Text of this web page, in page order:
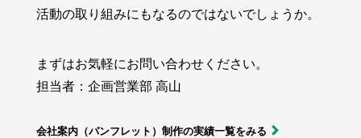
活動の取り組みにもなるのではないでしょうか。
まずはお気軽にお問い合わせください。
担当者：企画営業部 高山
会社案内（パンフレット）制作の実績一覧をみる